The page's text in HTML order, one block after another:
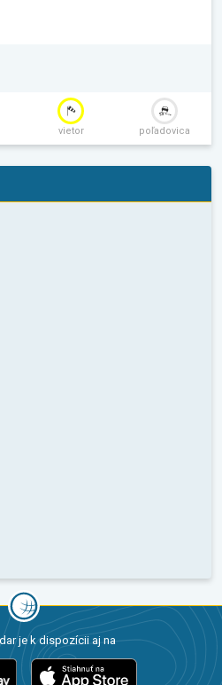
vietor poľadovica
je k dispozícii aj na